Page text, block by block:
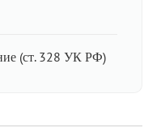
(ст. 328 УК РФ)